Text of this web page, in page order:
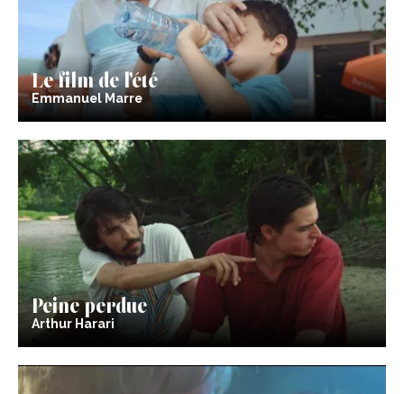
Le film de l’été
Emmanuel Marre
Peine perdue
Arthur Harari